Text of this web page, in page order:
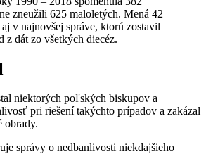
zneužili 625 maloletých. Mená 42
v najnovšej správe, ktorú zostavil
z dát zo všetkých diecéz.
niektorých poľských biskupov a
pri riešení takýchto prípadov a zakázal
obrady.
správy o nedbanlivosti niekdajšieho